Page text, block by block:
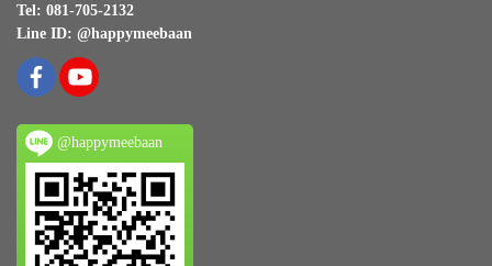
Tel: 081-705-2132
Line ID: @happymeebaan
@happymeebaan